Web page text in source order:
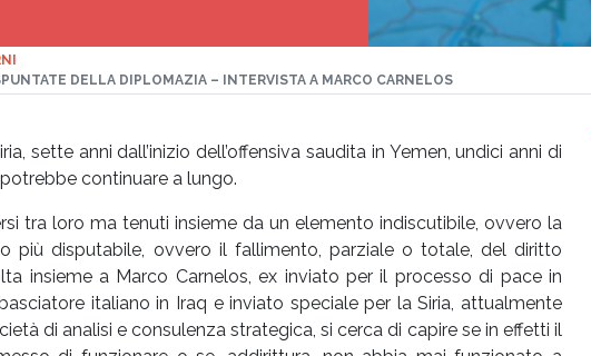
DELLA DIPLOMAZIA – INTERVISTA A MARCO CARNELOS
sette anni dall’inizio dell’offensiva saudita in Yemen, undici anni di
continuare a lungo.
tra loro ma tenuti insieme da un elemento indiscutibile, ovvero la
più disputabile, ovvero il fallimento, parziale o totale, del diritto
insieme a Marco Carnelos, ex inviato per il processo di pace in
italiano in Iraq e inviato speciale per la Siria, attualmente
di analisi e consulenza strategica, si cerca di capire se in effetti il